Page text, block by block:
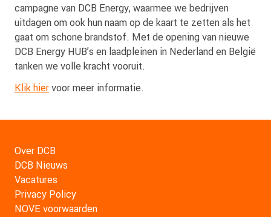
campagne van DCB Energy, waarmee we bedrijven
uitdagen om ook hun naam op de kaart te zetten als het
gaat om schone brandstof. Met de opening van nieuwe
DCB Energy HUB’s en laadpleinen in Nederland en België
tanken we volle kracht vooruit.
Klik hier voor meer informatie.
Over DCB
DCB Nieuws
Vacatures
Privacy Policy
NOVE voorwaarden